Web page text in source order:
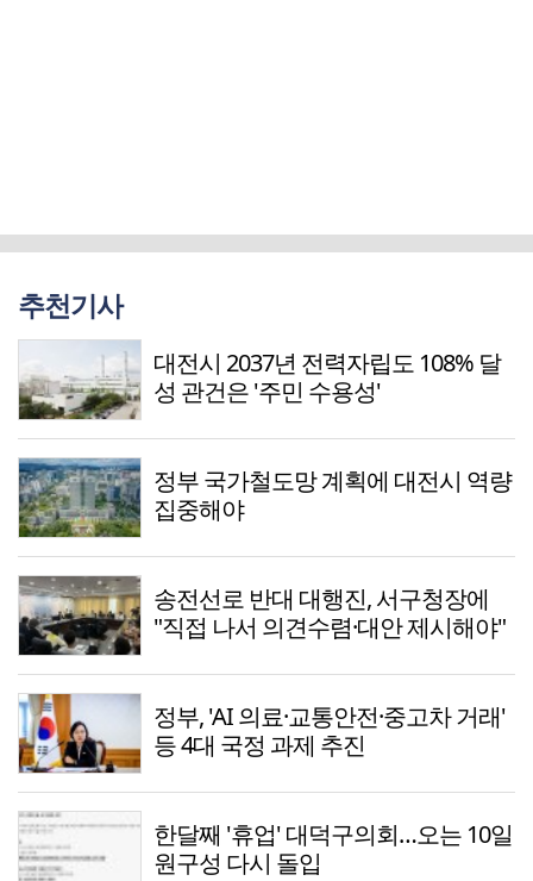
추천기사
대전시 2037년 전력자립도 108% 달
성 관건은 '주민 수용성'
정부 국가철도망 계획에 대전시 역량
집중해야
송전선로 반대 대행진, 서구청장에
"직접 나서 의견수렴·대안 제시해야"
정부, 'AI 의료·교통안전·중고차 거래'
등 4대 국정 과제 추진
한달째 '휴업' 대덕구의회…오는 10일
원구성 다시 돌입